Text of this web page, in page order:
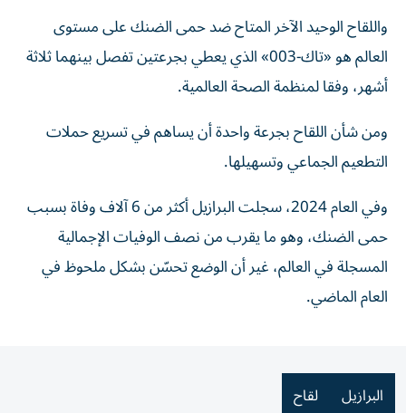
واللقاح الوحيد الآخر المتاح ضد حمى الضنك على مستوى
العالم هو «تاك-003» الذي يعطي بجرعتين تفصل بينهما ثلاثة
أشهر، وفقا لمنظمة الصحة العالمية.
ومن شأن اللقاح بجرعة واحدة أن يساهم في تسريع حملات
التطعيم الجماعي وتسهيلها.
وفي العام 2024، سجلت البرازيل أكثر من 6 آلاف وفاة بسبب
حمى الضنك، وهو ما يقرب من نصف الوفيات الإجمالية
المسجلة في العالم، غير أن الوضع تحسّن بشكل ملحوظ في
العام الماضي.
البرازيل لقاح